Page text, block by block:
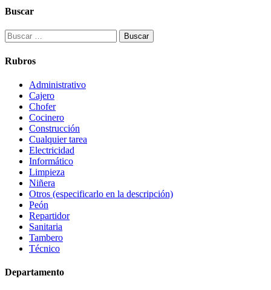
Buscar
Buscar:
Rubros
Administrativo
Cajero
Chofer
Cocinero
Construcción
Cualquier tarea
Electricidad
Informático
Limpieza
Niñera
Otros (especificarlo en la descripción)
Peón
Repartidor
Sanitaria
Tambero
Técnico
Departamento